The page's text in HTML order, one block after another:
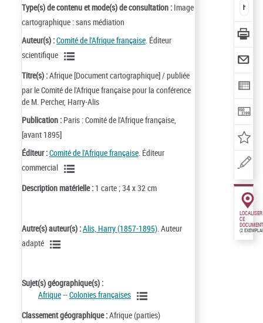
Type(s) de contenu et mode(s) de consultation : Image
cartographique : sans médiation
Auteur(s) :Comité de l'Afrique française . Éditeur
scientifique
Titre(s) :Afrique [Document cartographique] / publiée
par le Comité de l'Afrique française pour la conférence
de M. Percher, Harry-Alis
Publication : Paris : Comité de l'Afrique française,
[avant 1895]
Éditeur :Comité de l'Afrique française . Éditeur
commercial
Description matérielle : 1 carte ; 34 x 32 cm
Autre(s) auteur(s) :Alis, Harry (1857-1895) . Auteur
adapté
Sujet(s) géographique(s) :
Afrique--Colonies françaises
Classement géographique :Afrique (parties)
LOCALISER
CE
DOCUMENT
(2